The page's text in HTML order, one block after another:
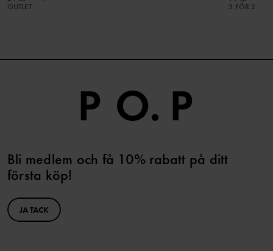
OUTLET
3 FÖR 2
Bli medlem och få 10% rabatt på ditt
första köp!
JA TACK